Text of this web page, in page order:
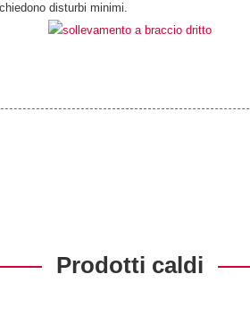
disturbi minimi.
Prodotti caldi